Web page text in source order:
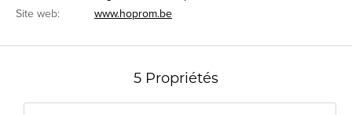
Site web:
www.hoprom.be
5 Propriétés